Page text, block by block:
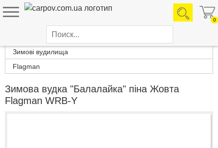
0
Каталог товаров
Зимові вудилища
Flagman
Зимова вудка "Балалайка" піна Жовта
Flagman WRB-Y